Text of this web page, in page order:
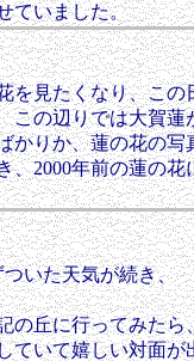
せていました。
を見たくなり、この
この辺りでは大賀蓮
かりか、蓮の花の写
2000年前の蓮の花
ついた天気が続き、
の丘に行ってみた
ていて嬉しい対面が